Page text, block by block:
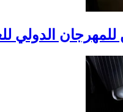
للمهرجان الدولي